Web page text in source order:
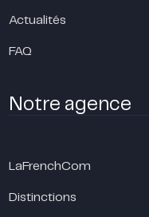
Actualités
FAQ
Notre agence
LaFrenchCom
Distinctions